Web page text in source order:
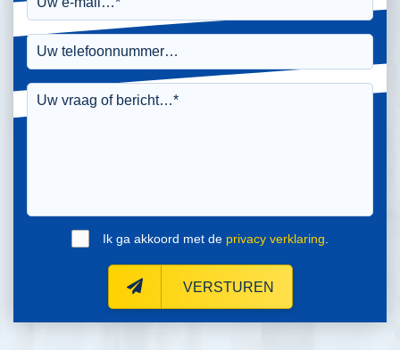
Ik ga akkoord met de privacy verklaring
VERSTUREN